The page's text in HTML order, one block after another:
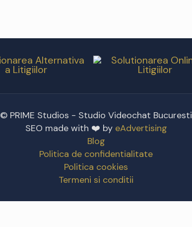
© PRIME Studios - Studio Videochat Bucuresti
SEO made with ❤️ by eAdvertising
Blog
Politica de confidentialitate
Politica cookies
Termeni si conditii